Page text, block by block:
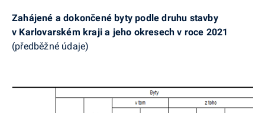
Zahájené a dokončené byty podle druhu stavby
v Karlovarském kraji a jeho okresech v roce 2021
(předběžné údaje)